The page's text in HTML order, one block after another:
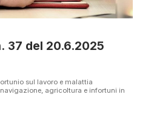
37 del 20.6.2025
sul lavoro e malattia
agricoltura e infortuni in